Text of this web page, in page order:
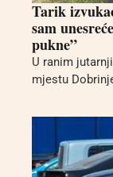
Tarik
sam
pukne”
U ranim
mjestu